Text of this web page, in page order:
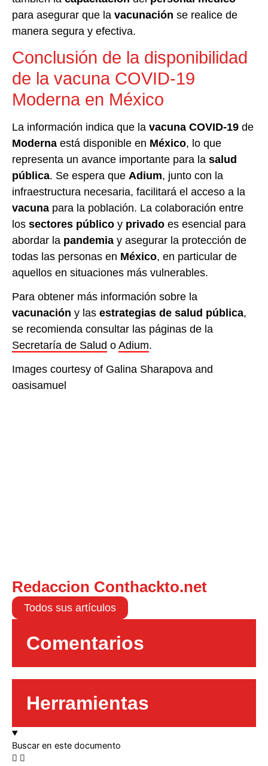
para asegurar que la vacunación se realice de
manera segura y efectiva.
Conclusión de la disponibilidad
de la vacuna COVID-19
Moderna en México
La información indica que la vacuna COVID-19 de
Moderna está disponible en México, lo que
representa un avance importante para la salud
pública. Se espera que Adium, junto con la
infraestructura necesaria, facilitará el acceso a la
vacuna para la población. La colaboración entre
los sectores público y privado es esencial para
abordar la pandemia y asegurar la protección de
todas las personas en México, en particular de
aquellos en situaciones más vulnerables.
Para obtener más información sobre la
vacunación y las estrategias de salud pública,
se recomienda consultar las páginas de la
Secretaría de Salud o Adium.
Images courtesy of Galina Sharapova and
oasisamuel
Redaccion Conthackto.net
Todos sus artículos
Comentarios
Herramientas
Buscar en este documento